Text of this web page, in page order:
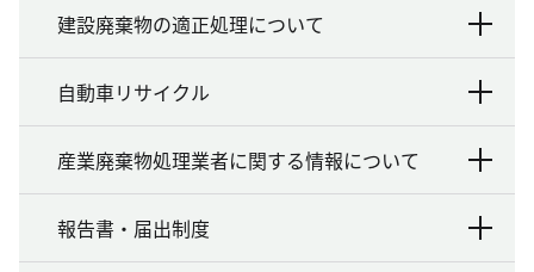
建設廃棄物の適正処理について
自動車リサイクル
産業廃棄物処理業者に関する情報について
報告書・届出制度